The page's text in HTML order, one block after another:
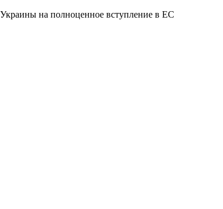
на полноценное вступление в ЕС